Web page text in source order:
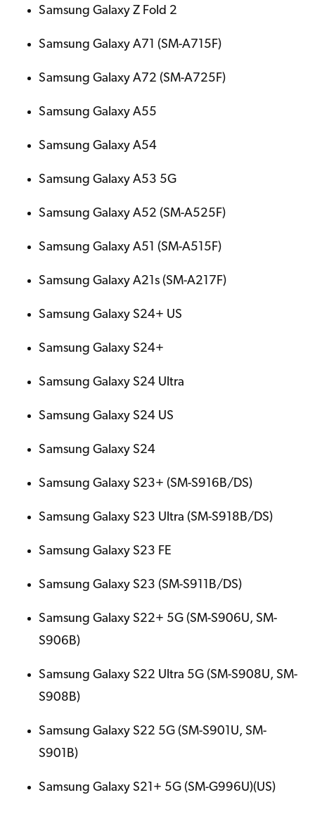
Samsung Galaxy Z Fold 2
Samsung Galaxy A71 (SM-A715F)
Samsung Galaxy A72 (SM-A725F)
Samsung Galaxy A55
Samsung Galaxy A54
Samsung Galaxy A53 5G
Samsung Galaxy A52 (SM-A525F)
Samsung Galaxy A51 (SM-A515F)
Samsung Galaxy A21s (SM-A217F)
Samsung Galaxy S24+ US
Samsung Galaxy S24+
Samsung Galaxy S24 Ultra
Samsung Galaxy S24 US
Samsung Galaxy S24
Samsung Galaxy S23+ (SM-S916B/DS)
Samsung Galaxy S23 Ultra (SM-S918B/DS)
Samsung Galaxy S23 FE
Samsung Galaxy S23 (SM-S911B/DS)
Samsung Galaxy S22+ 5G (SM-S906U, SM-
S906B)
Samsung Galaxy S22 Ultra 5G (SM-S908U, SM-
S908B)
Samsung Galaxy S22 5G (SM-S901U, SM-
S901B)
Samsung Galaxy S21+ 5G (SM-G996U)(US)